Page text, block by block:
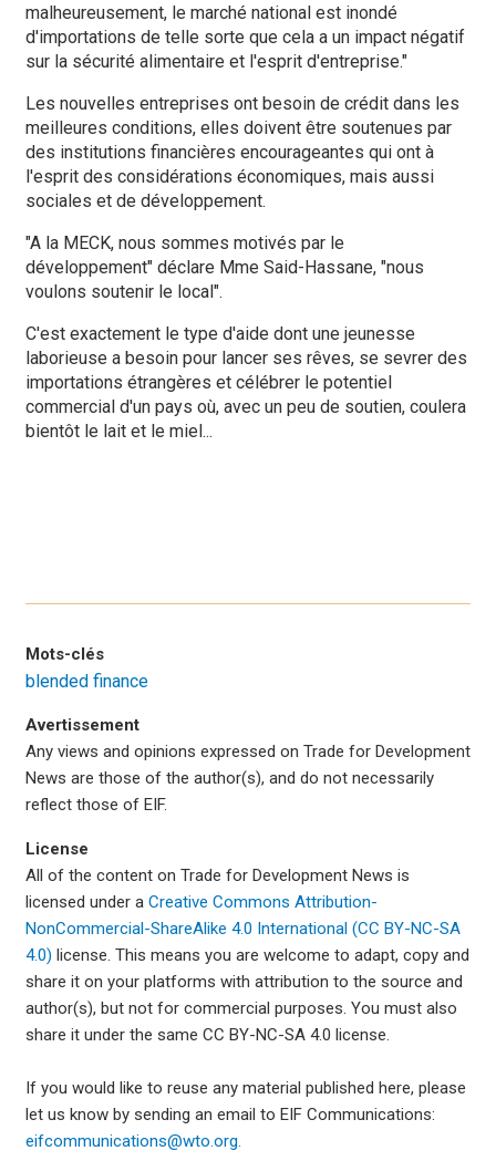
malheureusement, le marché national est inondé
d'importations de telle sorte que cela a un impact négatif
sur la sécurité alimentaire et l'esprit d'entreprise."
Les nouvelles entreprises ont besoin de crédit dans les
meilleures conditions, elles doivent être soutenues par
des institutions financières encourageantes qui ont à
l'esprit des considérations économiques, mais aussi
sociales et de développement.
"A la MECK, nous sommes motivés par le
développement" déclare Mme Said-Hassane, "nous
voulons soutenir le local".
C'est exactement le type d'aide dont une jeunesse
laborieuse a besoin pour lancer ses rêves, se sevrer des
importations étrangères et célébrer le potentiel
commercial d'un pays où, avec un peu de soutien, coulera
bientôt le lait et le miel...
Mots-clés
blended finance
Avertissement
Any views and opinions expressed on Trade for Development
News are those of the author(s), and do not necessarily
reflect those of EIF.
License
All of the content on Trade for Development News is
licensed under a Creative Commons Attribution-
NonCommercial-ShareAlike 4.0 International (CC BY-NC-SA
4.0) license. This means you are welcome to adapt, copy and
share it on your platforms with attribution to the source and
author(s), but not for commercial purposes. You must also
share it under the same CC BY-NC-SA 4.0 license.
If you would like to reuse any material published here, please
let us know by sending an email to EIF Communications:
eifcommunications@wto.org.